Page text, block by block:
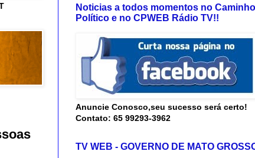
Noticias a todos momentos no Caminho
Político e no CPWEB Rádio TV!!
Anuncie Conosco,seu sucesso será certo!
Contato: 65 99293-3962
TV WEB - GOVERNO DE MATO